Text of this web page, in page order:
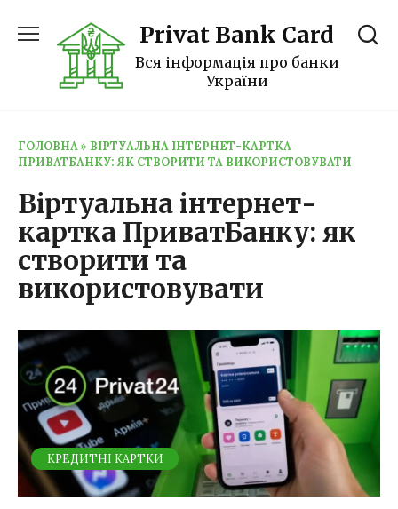
до
Privat Bank Card
Вся інформація про банки
України
ГОЛОВНА » ВІРТУАЛЬНА ІНТЕРНЕТ-КАРТКА
ПРИВАТБАНКУ: ЯК СТВОРИТИ ТА ВИКОРИСТОВУВАТИ
Віртуальна інтернет-
картка ПриватБанку: як
створити та
використовувати
КРЕДИТНІ КАРТКИ